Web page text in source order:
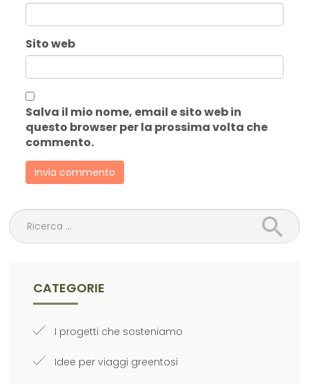
Sito web
Salva il mio nome, email e sito web in
questo browser per la prossima volta che
commento.
Ricerca
CATEGORIE
I progetti che sosteniamo
Idee per viaggi greentosi